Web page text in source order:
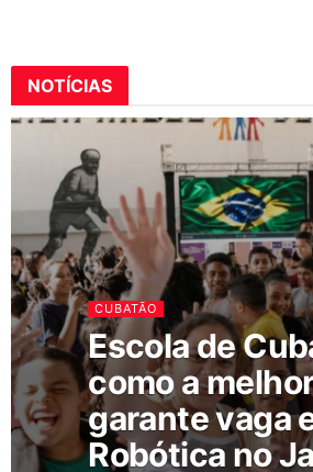
NOTÍCIAS
CUBATÃO
Escola de
como a
garante vaga
Robótica no